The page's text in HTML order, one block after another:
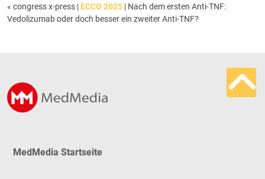
« congress x-press | ECCO 2025| Nach dem ersten Anti-TNF:
Vedolizumab oder doch besser ein zweiter Anti-TNF?
MedMedia Startseite